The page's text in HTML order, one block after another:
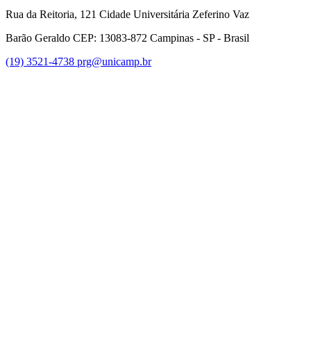
Rua da Reitoria, 121 Cidade Universitária Zeferino Vaz
Barão Geraldo CEP: 13083-872 Campinas - SP - Brasil
(19) 3521-4738 prg@unicamp.br